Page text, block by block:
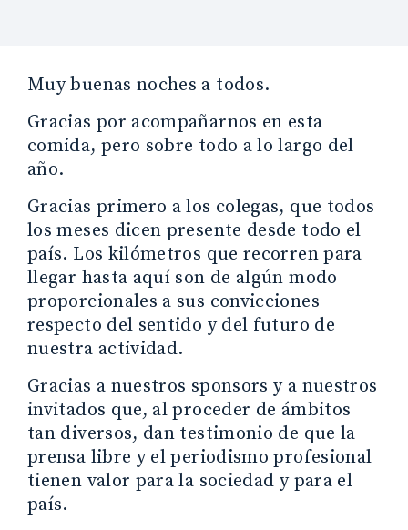
Muy buenas noches a todos.
Gracias por acompañarnos en esta
comida, pero sobre todo a lo largo del
año.
Gracias primero a los colegas, que todos
los meses dicen presente desde todo el
país. Los kilómetros que recorren para
llegar hasta aquí son de algún modo
proporcionales a sus convicciones
respecto del sentido y del futuro de
nuestra actividad.
Gracias a nuestros sponsors y a nuestros
invitados que, al proceder de ámbitos
tan diversos, dan testimonio de que la
prensa libre y el periodismo profesional
tienen valor para la sociedad y para el
país.